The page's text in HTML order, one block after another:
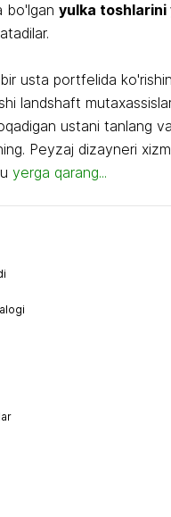
bo'lgan yulka toshlarini
usta portfelida
landshaft
ustani tanlang
Peyzaj dizayneri
yerga qarang...